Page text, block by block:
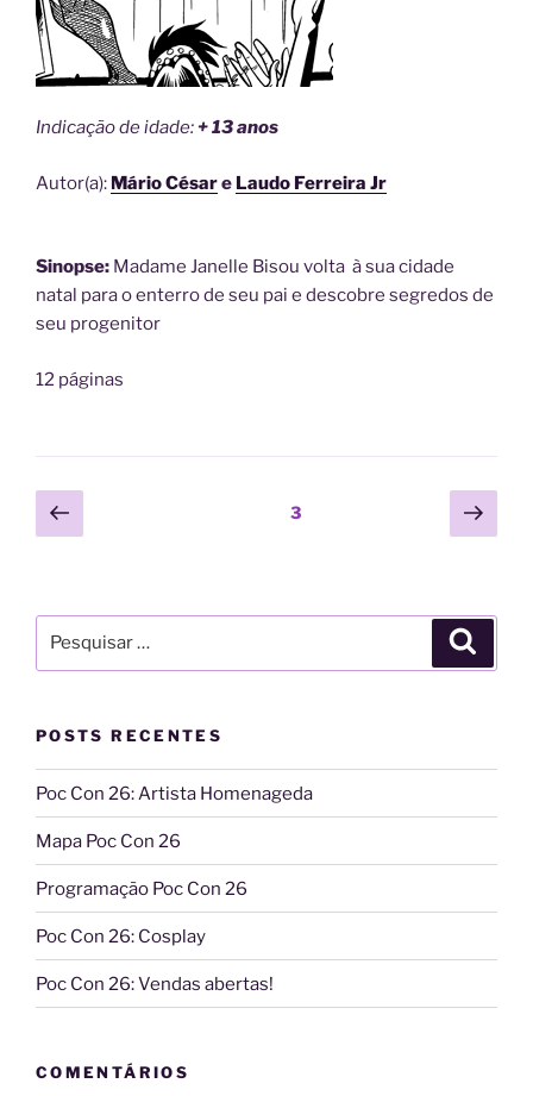
Indicação de idade:+ 13 anos
Autor(a): Mário Césare Laudo Ferreira Jr
Sinopse: Madame Janelle Bisou volta à sua cidade
natal para o enterro de seu pai e descobre segredos de
seu progenitor
12 páginas
Paginação
de
Página
anterior
Página3
por:
POSTS RECENTES
Poc Con 26: Artista Homenageda
Mapa Poc Con 26
Programação Poc Con 26
Poc Con 26: Cosplay
Poc Con 26: Vendas abertas!
COMENTÁRIOS